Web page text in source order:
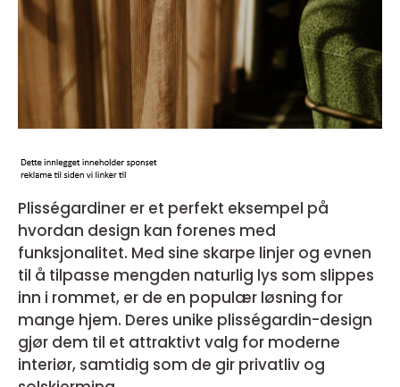
Plisségardiner er et perfekt eksempel på
hvordan design kan forenes med
funksjonalitet. Med sine skarpe linjer og evnen
til å tilpasse mengden naturlig lys som slippes
inn i rommet, er de en populær løsning for
mange hjem. Deres unike plisségardin-design
gjør dem til et attraktivt valg for moderne
interiør, samtidig som de gir privatliv og